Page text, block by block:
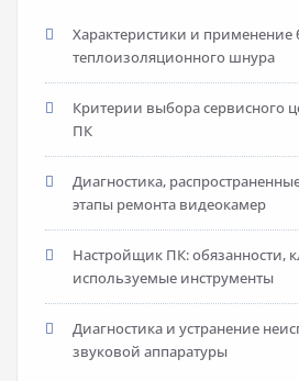
Характеристики и применение
теплоизоляционного шнура
Критерии выбора сервисного
ПК
Диагностика,
этапы ремонта видеокамер
Настройщик ПК: обязанности,
используемые инструменты
Диагностика и устранение
звуковой аппаратуры